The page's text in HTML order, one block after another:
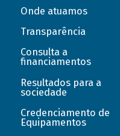
Onde atuamos
Transparência
Consulta a
financiamentos
Resultados para a
sociedade
Credenciamento de
Equipamentos